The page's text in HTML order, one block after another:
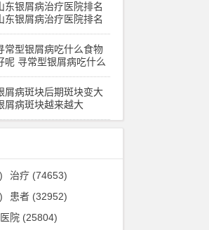
东银屑病治疗医院排名
东银屑病治疗医院排名
常型银屑病吃什么食物
呢 寻常型银屑病吃什么
效果好
屑病斑块后期斑块变大
屑病斑块越来越大
治疗 (74653)
患者 (32952)
医院 (25804)